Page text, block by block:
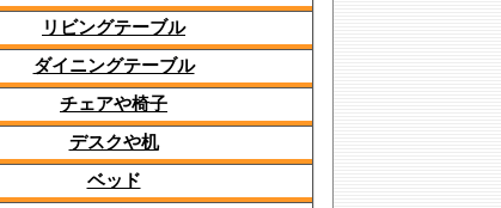
リビングテーブル
ダイニングテーブル
チェアや椅子
デスクや机
ベッド